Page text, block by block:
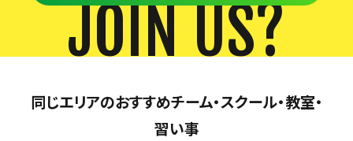
JOIN US?
同じエリアのおすすめチーム・スクール・教室・
習い事